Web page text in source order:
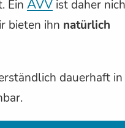
Ein AVV ist daher
bieten ihn natürlich
dauerhaft in